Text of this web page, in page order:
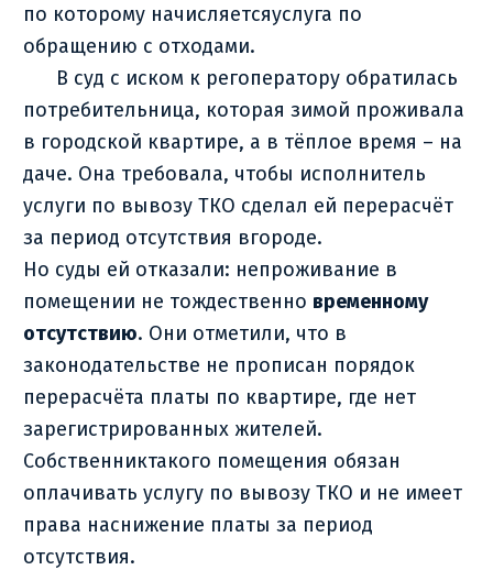
по которому начисляетсяуслуга по
обращению с отходами.
В суд с иском к регоператору обратилась
потребительница, которая зимой проживала
в городской квартире, а в тёплое время – на
даче. Она требовала, чтобы исполнитель
услуги по вывозу ТКО сделал ей перерасчёт
за период отсутствия вгороде.
Но суды ей отказали: непроживание в
помещении не тождественно временному
отсутствию. Они отметили, что в
законодательстве не прописан порядок
перерасчёта платы по квартире, где нет
зарегистрированных жителей.
Собственниктакого помещения обязан
оплачивать услугу по вывозу ТКО и не имеет
права наснижение платы за период
отсутствия.